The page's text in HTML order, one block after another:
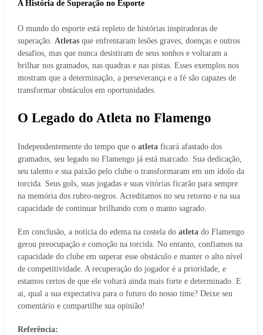
A História de Superação no Esporte
O mundo do esporte está repleto de histórias inspiradoras de
superação. Atletas que enfrentaram lesões graves, doenças e outros
desafios, mas que nunca desistiram de seus sonhos e voltaram a
brilhar nos gramados, nas quadras e nas pistas. Esses exemplos nos
mostram que a determinação, a perseverança e a fé são capazes de
transformar obstáculos em oportunidades.
O Legado do Atleta no Flamengo
Independentemente do tempo que o atleta ficará afastado dos
gramados, seu legado no Flamengo já está marcado. Sua dedicação,
seu talento e sua paixão pelo clube o transformaram em um ídolo da
torcida. Seus gols, suas jogadas e suas vitórias ficarão para sempre
na memória dos rubro-negros. Acreditamos no seu retorno e na sua
capacidade de continuar brilhando com o manto sagrado.
Em conclusão, a notícia do edema na costela do atleta do Flamengo
gerou preocupação e comoção na torcida. No entanto, confiamos na
capacidade do clube em superar esse obstáculo e manter o alto nível
de competitividade. A recuperação do jogador é a prioridade, e
estamos certos de que ele voltará ainda mais forte e determinado. E
ai, qual a sua expectativa para o futuro do nosso time? Deixe seu
comentário e compartilhe sua opinião!
Referência: